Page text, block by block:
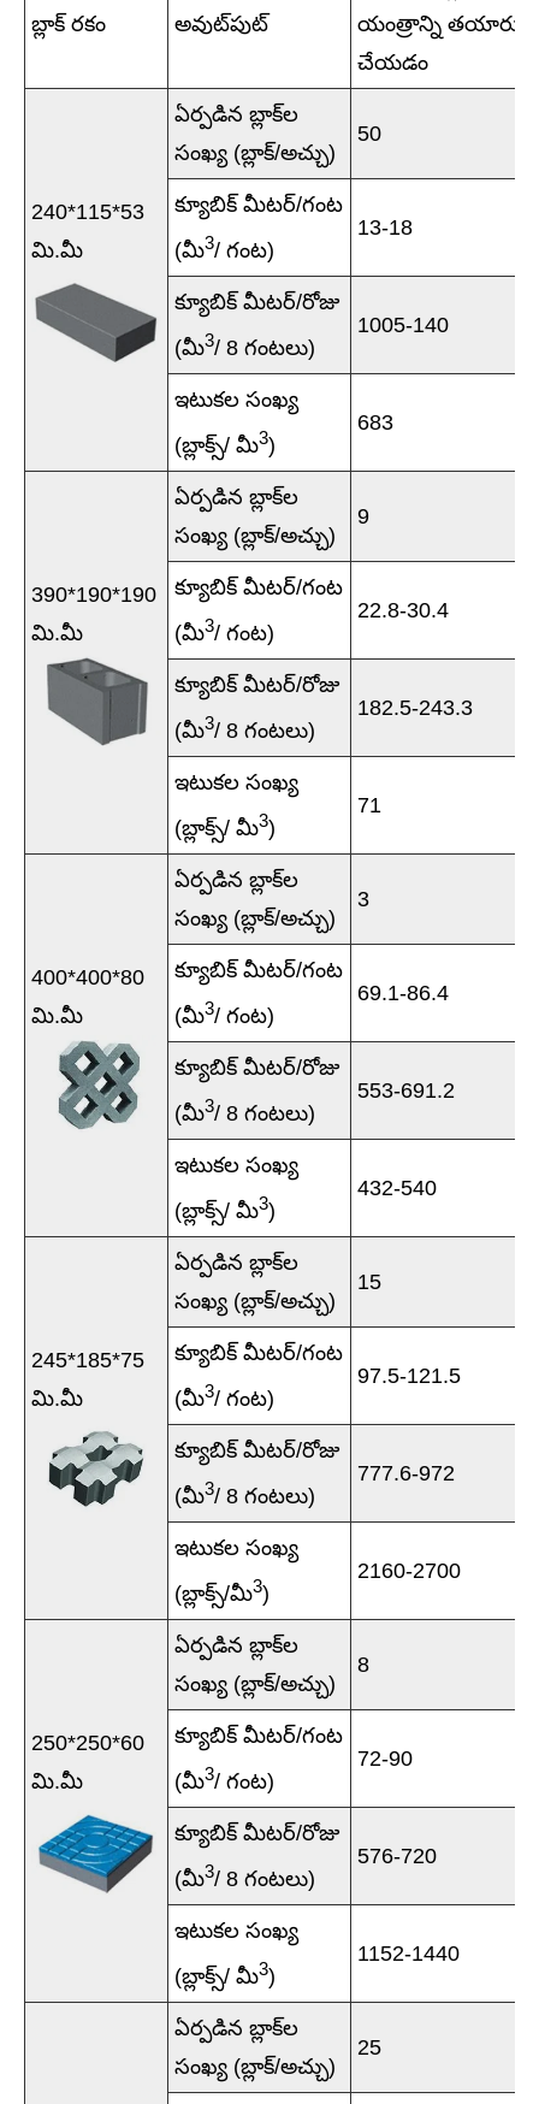
బ్లాక్ రకం అవుట్‌పుట్
యంత్రాన్ని తయారు
చేయడం
240*115*53
మి.మీ
ఏర్పడిన బ్లాక్‌ల
సంఖ్య (బ్లాక్/అచ్చు)
50
క్యూబిక్ మీటర్/గంట
(మీ3/ గంట)
13-18
క్యూబిక్ మీటర్/రోజు
(మీ3/ 8 గంటలు)
1005-140
ఇటుకల సంఖ్య
(బ్లాక్స్/ మీ3)
683
390*190*190
మి.మీ
ఏర్పడిన బ్లాక్‌ల
సంఖ్య (బ్లాక్/అచ్చు)
9
క్యూబిక్ మీటర్/గంట
(మీ3/ గంట)
22.8-30.4
క్యూబిక్ మీటర్/రోజు
(మీ3/ 8 గంటలు)
182.5-243.3
ఇటుకల సంఖ్య
(బ్లాక్స్/ మీ3)
71
400*400*80
మి.మీ
ఏర్పడిన బ్లాక్‌ల
సంఖ్య (బ్లాక్/అచ్చు)
3
క్యూబిక్ మీటర్/గంట
(మీ3/ గంట)
69.1-86.4
క్యూబిక్ మీటర్/రోజు
(మీ3/ 8 గంటలు)
553-691.2
ఇటుకల సంఖ్య
(బ్లాక్స్/ మీ3)
432-540
245*185*75
మి.మీ
ఏర్పడిన బ్లాక్‌ల
సంఖ్య (బ్లాక్/అచ్చు)
15
క్యూబిక్ మీటర్/గంట
(మీ3/ గంట)
97.5-121.5
క్యూబిక్ మీటర్/రోజు
(మీ3/ 8 గంటలు)
777.6-972
ఇటుకల సంఖ్య
(బ్లాక్స్/మీ3)
2160-2700
250*250*60
మి.మీ
ఏర్పడిన బ్లాక్‌ల
సంఖ్య (బ్లాక్/అచ్చు)
8
క్యూబిక్ మీటర్/గంట
(మీ3/ గంట)
72-90
క్యూబిక్ మీటర్/రోజు
(మీ3/ 8 గంటలు)
576-720
ఇటుకల సంఖ్య
(బ్లాక్స్/ మీ3)
1152-1440
ఏర్పడిన బ్లాక్‌ల
సంఖ్య (బ్లాక్/అచ్చు)
25